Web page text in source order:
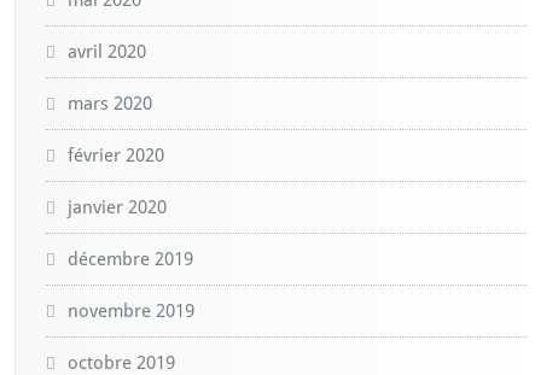
avril 2020
mars 2020
février 2020
janvier 2020
décembre 2019
novembre 2019
octobre 2019